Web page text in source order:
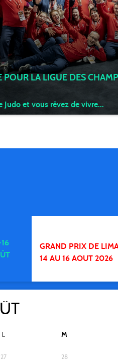
POUR LA LIGUE DES
Judo et vous rêvez de vivre...
GRAND PRIX DE
14 AU 16 AOUT 2026
L M
27 28